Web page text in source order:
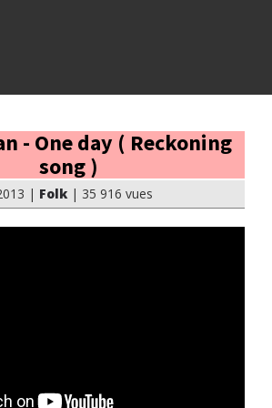
- One day ( Reckoning
song )
| Folk | 35 916 vues